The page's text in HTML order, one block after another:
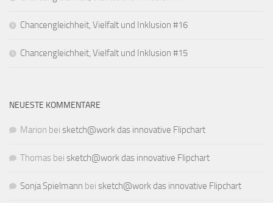
Chancengleichheit, Vielfalt und Inklusion #16
Chancengleichheit, Vielfalt und Inklusion #15
NEUESTE KOMMENTARE
Marion bei sketch@work das innovative Flipchart
Thomas bei sketch@work das innovative Flipchart
Sonja Spielmann bei sketch@work das innovative Flipchart